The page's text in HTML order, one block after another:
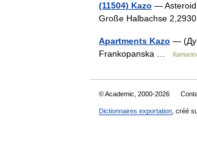
(11504) Kazo — Asteroid
Große Halbachse
Apartments Kazo —
Frankopanska …
© Academic, 2000-2026
Dictionnaires exportation , créé